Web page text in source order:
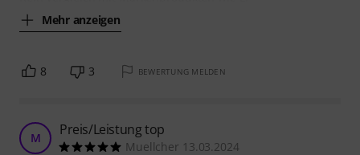
Mehr anzeigen
8 3 BEWERTUNG MELDEN
M Preis/Leistung top
Muellcher 13.03.2024